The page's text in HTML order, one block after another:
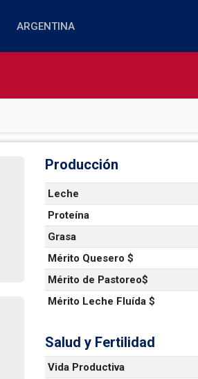
Producción
Leche
Proteína
Grasa
Mérito Quesero $
Mérito de Pastoreo$
Mérito Leche Fluída $
Salud y Fertilidad
Vida Productiva